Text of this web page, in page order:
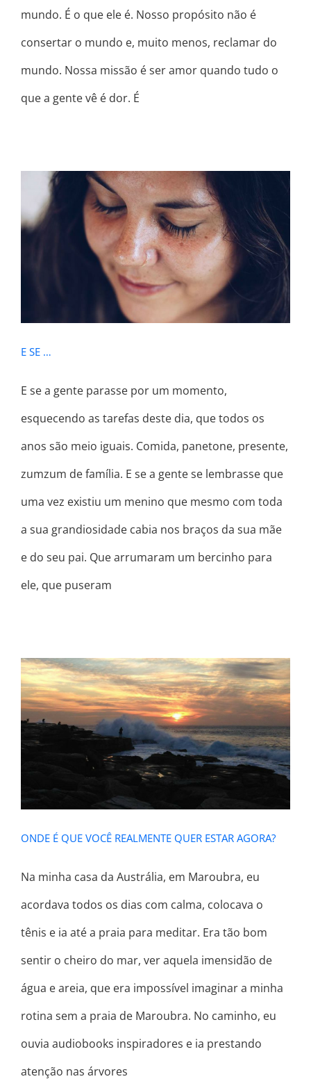
mundo. É o que ele é. Nosso propósito não é
consertar o mundo e, muito menos, reclamar do
mundo. Nossa missão é ser amor quando tudo o
que a gente vê é dor. É
E SE …
E SE …
E se a gente parasse por um momento,
esquecendo as tarefas deste dia, que todos os
anos são meio iguais. Comida, panetone, presente,
zumzum de família. E se a gente se lembrasse que
uma vez existiu um menino que mesmo com toda
a sua grandiosidade cabia nos braços da sua mãe
e do seu pai. Que arrumaram um bercinho para
ele, que puseram
ONDE É QUE VOCÊ REALMENTE
QUER ESTAR AGORA?
ONDE É QUE VOCÊ REALMENTE QUER ESTAR AGORA?
Na minha casa da Austrália, em Maroubra, eu
acordava todos os dias com calma, colocava o
tênis e ia até a praia para meditar. Era tão bom
sentir o cheiro do mar, ver aquela imensidão de
água e areia, que era impossível imaginar a minha
rotina sem a praia de Maroubra. No caminho, eu
ouvia audiobooks inspiradores e ia prestando
atenção nas árvores